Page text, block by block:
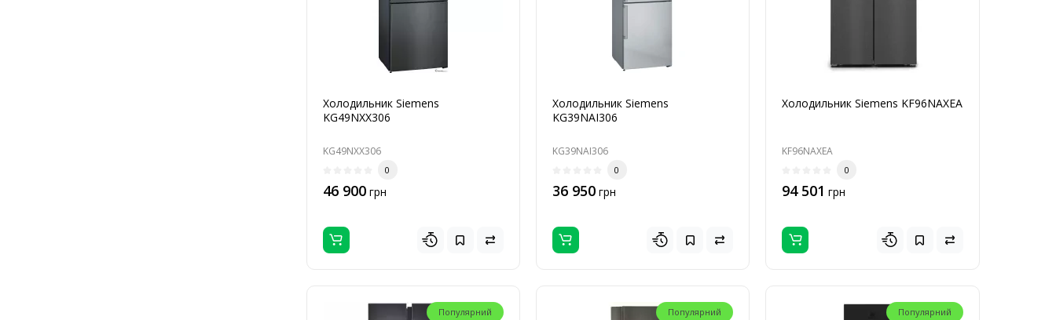
Холодильник Siemens
KG49NXX306
KG49NXX306
0
46 900грн
Холодильник Siemens
KG39NAI306
KG39NAI306
0
36 950грн
Холодильник Siemens KF96NAXEA
KF96NAXEA
0
94 501 грн
Популярний Популярний Популярний